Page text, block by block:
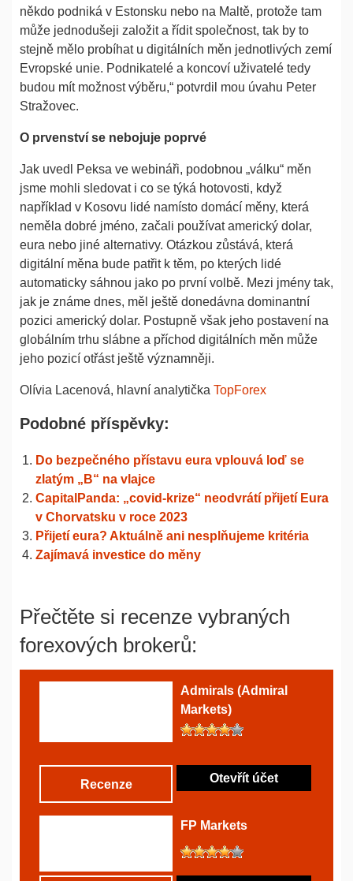
někdo podniká v Estonsku nebo na Maltě, protože tam
může jednodušeji založit a řídit společnost, tak by to
stejně mělo probíhat u digitálních měn jednotlivých zemí
Evropské unie. Podnikatelé a koncoví uživatelé tedy
budou mít možnost výběru,“ potvrdil mou úvahu Peter
Stražovec.
O prvenství se nebojuje poprvé
Jak uvedl Peksa ve webináři, podobnou „válku“ měn
jsme mohli sledovat i co se týká hotovosti, když
například v Kosovu lidé namísto domácí měny, která
neměla dobré jméno, začali používat americký dolar,
eura nebo jiné alternativy. Otázkou zůstává, která
digitální měna bude patřit k těm, po kterých lidé
automaticky sáhnou jako po první volbě. Mezi jmény tak,
jak je známe dnes, měl ještě donedávna dominantní
pozici americký dolar. Postupně však jeho postavení na
globálním trhu slábne a příchod digitálních měn může
jeho pozicí otřást ještě významněji.
Olívia Lacenová, hlavní analytička TopForex
Podobné příspěvky:
Do bezpečného přístavu eura vplouvá loď se
zlatým „B“ na vlajce
CapitalPanda: „covid-krize“ neodvrátí přijetí Eura
v Chorvatsku v roce 2023
Přijetí eura? Aktuálně ani nesplňujeme kritéria
Zajímavá investice do měny
Přečtěte si recenze vybraných
forexových brokerů:
Admirals (Admiral
Markets)
Recenze Otevřít účet
FP Markets